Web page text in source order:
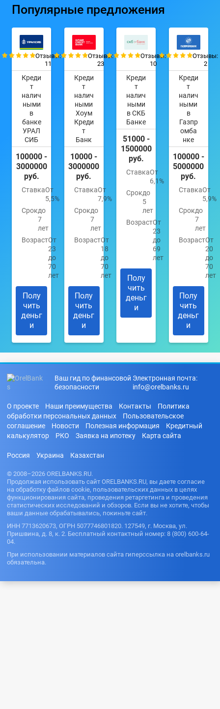
Популярные предложения
Отзывы:
11
Креди
т
налич
ными
в
банке
УРАЛ
СИБ
100000 -
3000000
руб.
СтавкаОт
5,5%
Срокдо
7
лет
ВозрастОт
23
до
70
лет
Полу
чить
деньг
и
Отзывы:
23
Креди
т
налич
ными
Хоум
Креди
т
Банк
10000 -
3000000
руб.
СтавкаОт
7,9%
Срокдо
7
лет
ВозрастОт
18
до
70
лет
Полу
чить
деньг
и
Отзывы:
10
Креди
т
налич
ными
в СКБ
Банке
51000 -
1500000
руб.
СтавкаОт
6,1%
Срокдо
5
лет
ВозрастОт
23
до
69
лет
Полу
чить
деньг
и
Отзывы:
2
Креди
т
налич
ными
в
Газпр
омба
нке
100000 -
5000000
руб.
СтавкаОт
5,9%
Срокдо
7
лет
ВозрастОт
20
до
70
лет
Полу
чить
деньг
и
Ваш гид по финансовой
безопасности
Электронная почта:
info@orelbanks.ru
О проекте Наши преимущества Контакты
Политика
обработки персональных данных
Пользовательское
соглашение
Новости Полезная информация
Кредитный
калькулятор
РКО Заявка на ипотеку Карта сайта
Россия Украина Казахстан
© 2008–2026 ORELBANKS.RU.
Продолжая использовать сайт ORELBANKS.RU, вы даете согласие
на обработку файлов cookie, пользовательских данных в целях
функционирования сайта, проведения ретаргетинга и проведения
статистических исследований и обзоров. Если вы не хотите, чтобы
ваши данные обрабатывались, покиньте сайт.
ИНН 7713620673, ОГРН 5077746801820. 127549, г. Москва, ул.
Пришвина, д. 8, к. 2. Бесплатный контактный номер: 8 (800) 600-64-
04.
При использовании материалов сайта гиперссылка на orelbanks.ru
обязательна.